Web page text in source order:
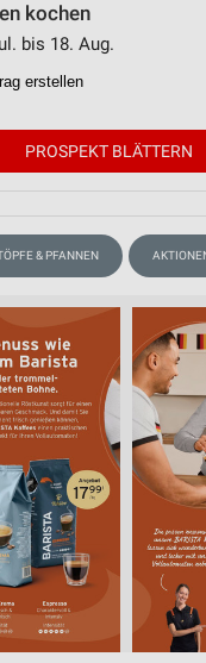
kochen
bis 18. Aug.
erstellen
PROSPEKT BLÄTTERN
& PFANNEN